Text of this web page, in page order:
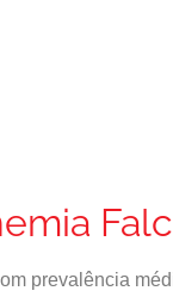
prevalência